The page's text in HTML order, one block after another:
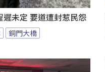
遲未定 要道遭封惹民怨
銅門大橋